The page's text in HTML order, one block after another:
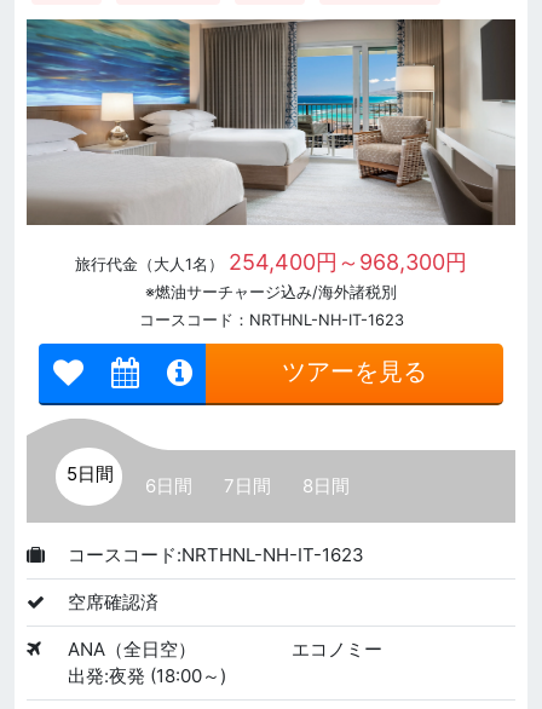
旅行代金（大人1名） 254,400円～968,300円
※燃油サーチャージ込み/海外諸税別
コースコード：NRTHNL-NH-IT-1623
ツアーを見る
5日間
6日間 7日間 8日間
コースコード:NRTHNL-NH-IT-1623
空席確認済
ANA（全日空）
エコノミー
出発:夜発 (18:00～)